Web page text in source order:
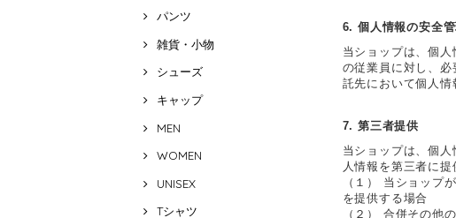
パンツ
雑貨・小物
シューズ
キャップ
MEN
WOMEN
UNISEX
Tシャツ
6. 個人情報の安全
当ショップは、個
の従業員に対し、
託先において個人情
7. 第三者提供
当ショップは、個
人情報を第三者に
（１） 当ショップ
を提供する場合
（２） 合併その他